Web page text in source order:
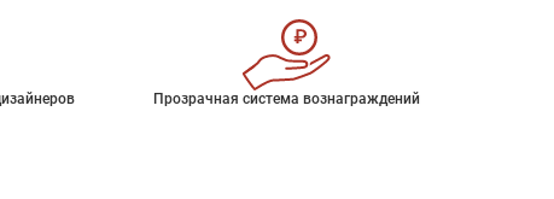
Прозрачная система вознаграждений